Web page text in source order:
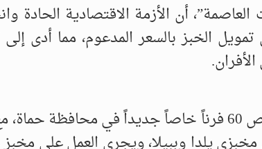
أن الأزمة الاقتصادية الحادة
الخبز بالسعر المدعوم، مما أدى إلى
في محاولة لمواجهة الأزمة، أعلنت الحكومة ترخيص 60 فرناً خاصاً جديداً
مخبزي يلدا وببيلا، ويجري العمل على